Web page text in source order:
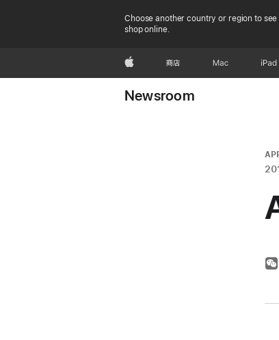
Choose another country or region to
shop online.
Apple 商店 Mac iPad
Newsroom